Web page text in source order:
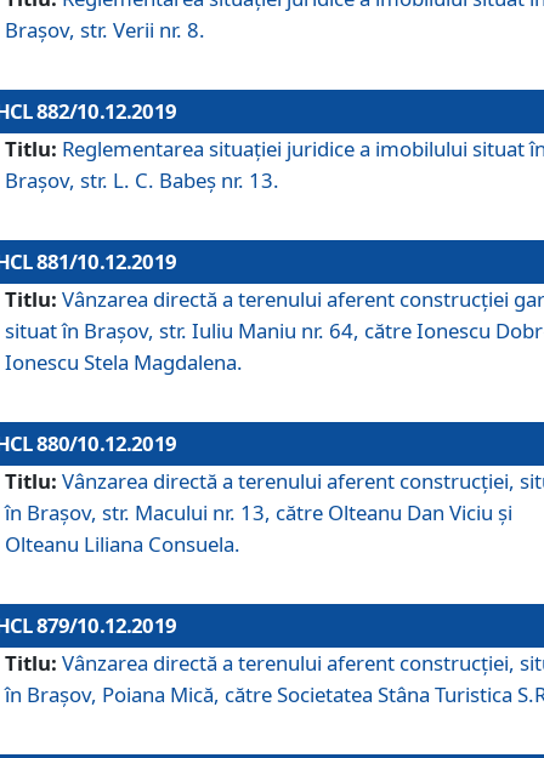
Brașov, str. Verii nr. 8.
882/10.12.2019
Titlu: Reglementarea situației juridice a imobilului situat
Brașov, str. L. C. Babeș nr. 13.
881/10.12.2019
Titlu: Vânzarea directă a terenului aferent construcției
situat în Brașov, str. Iuliu Maniu nr. 64, către Ionescu
Ionescu Stela Magdalena.
880/10.12.2019
Titlu: Vânzarea directă a terenului aferent construcției,
în Brașov, str. Macului nr. 13, către Olteanu Dan Viciu și
Olteanu Liliana Consuela.
879/10.12.2019
Titlu: Vânzarea directă a terenului aferent construcției,
în Brașov, Poiana Mică, către Societatea Stâna Turistica